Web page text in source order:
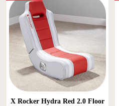
X Rocker Hydra Red 2.0 Floor